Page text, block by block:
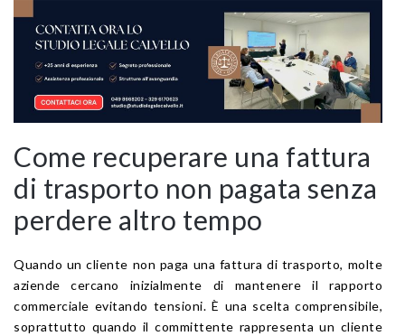
Come recuperare una fattura
di trasporto non pagata senza
perdere altro tempo
Quando un cliente non paga una fattura di trasporto, molte
aziende cercano inizialmente di mantenere il rapporto
commerciale evitando tensioni. È una scelta comprensibile,
soprattutto quando il committente rappresenta un cliente